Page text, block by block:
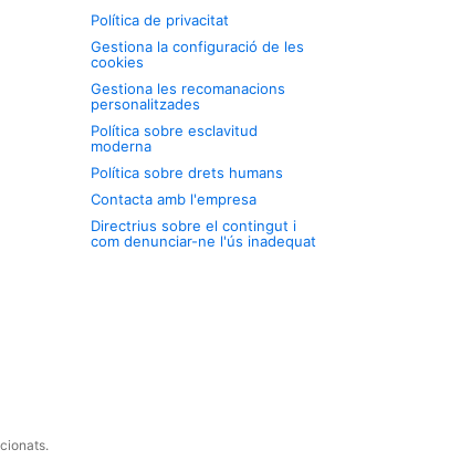
Política de privacitat
Gestiona la configuració de les
cookies
Gestiona les recomanacions
personalitzades
Política sobre esclavitud
moderna
Política sobre drets humans
Contacta amb l'empresa
Directrius sobre el contingut i
com denunciar-ne l'ús inadequat